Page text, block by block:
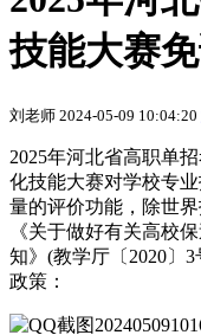
技能大赛
刘老师 2024-05-09 10:04:20
2025年河北省高职单
化技能大赛对学校专
量的评价功能，除世
《关于做好有关高校
知》(教学厅〔2020〕
政策：